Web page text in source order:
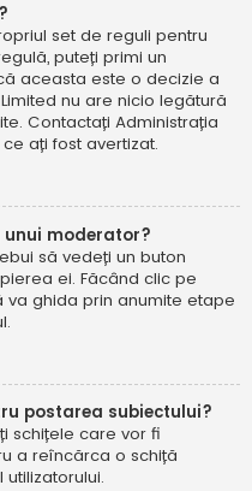
set de reguli pentru
puteți primi un
aceasta este o decizie a
nu are nicio legătură
Contactați Administrația
ați fost avertizat.
moderator?
să vedeți un buton
ei. Făcând clic pe
va ghida prin anumite etape
postarea subiectului?
schițele care vor fi
a reîncărca o schiță
utilizatorului.